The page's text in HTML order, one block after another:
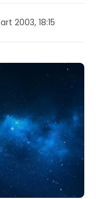
2003, 18:15